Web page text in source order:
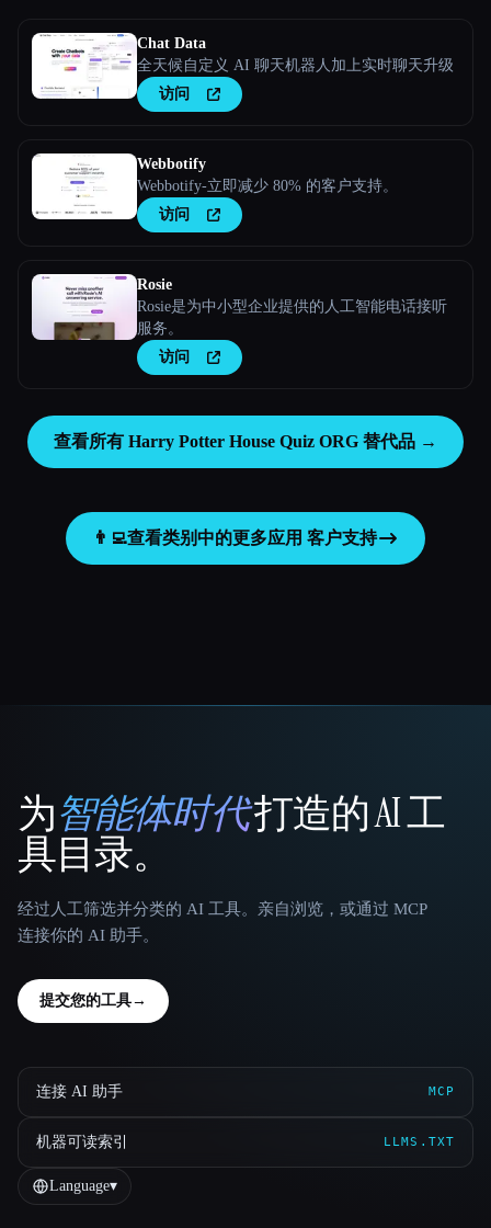
Chat Data
全天候自定义 AI 聊天机器人加上实时聊天升级
访问
Webbotify
Webbotify-立即减少 80% 的客户支持。
访问
Rosie
Rosie是为中小型企业提供的人工智能电话接听
服务。
访问
查看所有 Harry Potter House Quiz ORG 替代品 →
👨‍💻查看类别中的更多应用 客户支持
That AI Collection
为智能体时代打造的 AI 工
具目录。
经过人工筛选并分类的 AI 工具。亲自浏览，或通过 MCP
连接你的 AI 助手。
提交您的工具→
连接 AI 助手 MCP
机器可读索引 LLMS.TXT
Language▾